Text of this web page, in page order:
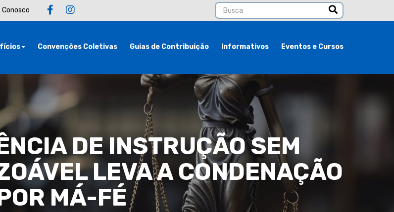
Conosco
Convenções Coletivas Guias de Contribuição Informativos Eventos e Cursos
DE INSTRUÇÃO SEM
LEVA A CONDENAÇÃO
MÁ-FÉ